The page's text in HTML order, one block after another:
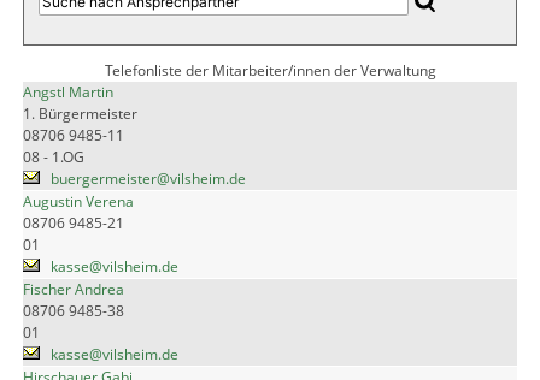
Telefonliste der Mitarbeiter/innen der Verwaltung
Angstl Martin
1. Bürgermeister
08706 9485-11
08 - 1.OG
buergermeister@vilsheim.de
Augustin Verena
08706 9485-21
01
kasse@vilsheim.de
Fischer Andrea
08706 9485-38
01
kasse@vilsheim.de